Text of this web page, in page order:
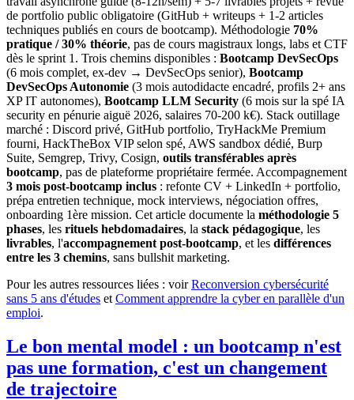
de portfolio public obligatoire (GitHub + writeups + 1-2 articles
techniques publiés en cours de bootcamp). Méthodologie 70%
pratique / 30% théorie, pas de cours magistraux longs, labs et CTF
dès le sprint 1. Trois chemins disponibles : Bootcamp DevSecOps
(6 mois complet, ex-dev → DevSecOps senior), Bootcamp
DevSecOps Autonomie (3 mois autodidacte encadré, profils 2+ ans
XP IT autonomes), Bootcamp LLM Security (6 mois sur la spé IA
security en pénurie aiguë 2026, salaires 70-200 k€). Stack outillage
marché : Discord privé, GitHub portfolio, TryHackMe Premium
fourni, HackTheBox VIP selon spé, AWS sandbox dédié, Burp
Suite, Semgrep, Trivy, Cosign, outils transférables après
bootcamp, pas de plateforme propriétaire fermée. Accompagnement
3 mois post-bootcamp inclus : refonte CV + LinkedIn + portfolio,
prépa entretien technique, mock interviews, négociation offres,
onboarding 1ère mission. Cet article documente la méthodologie 5
phases, les rituels hebdomadaires, la stack pédagogique, les
livrables, l'accompagnement post-bootcamp, et les différences
entre les 3 chemins, sans bullshit marketing.
Pour les autres ressources liées : voirReconversion cybersécurité
sans 5 ans d'études et Comment apprendre la cyber en parallèle d'un
emploi.
Le bon mental model : un bootcamp n'est
pas une formation, c'est un changement
de trajectoire